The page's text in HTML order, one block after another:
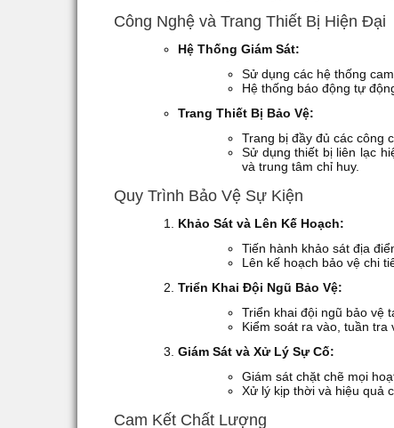
Công Nghệ và Trang Thiết Bị Hiện Đại
Hệ Thống Giám Sát:
Sử dụng các hệ thống
Hệ thống báo động tự
Trang Thiết Bị Bảo Vệ:
Trang bị đầy đủ các công
Sử dụng thiết bị liên lạc
và trung tâm chỉ huy.
Quy Trình Bảo Vệ Sự Kiện
Khảo Sát và Lên Kế Hoạch:
Tiến hành khảo sát địa
Lên kế hoạch bảo vệ chi
Triển Khai Đội Ngũ Bảo Vệ:
Triển khai đội ngũ bảo vệ
Kiểm soát ra vào, tuần tra
Giám Sát và Xử Lý Sự Cố:
Giám sát chặt chẽ mọi
Xử lý kịp thời và hiệu quả
Cam Kết Chất Lượng